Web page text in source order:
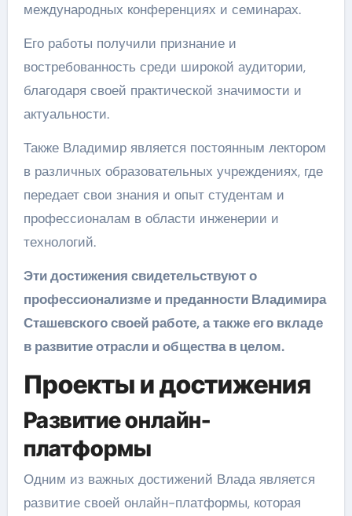
международных конференциях и семинарах.
Его работы получили признание и
востребованность среди широкой аудитории,
благодаря своей практической значимости и
актуальности.
Также Владимир является постоянным лектором
в различных образовательных учреждениях, где
передает свои знания и опыт студентам и
профессионалам в области инженерии и
технологий.
Эти достижения свидетельствуют о
профессионализме и преданности Владимира
Сташевского своей работе, а также его вкладе
в развитие отрасли и общества в целом.
Проекты и достижения
Развитие онлайн-
платформы
Одним из важных достижений Влада является
развитие своей онлайн-платформы, которая